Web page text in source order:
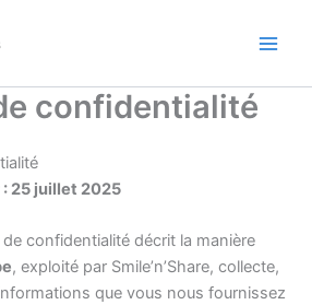
confidentialité
25 juillet 2025
confidentialité décrit la manière
, exploité par Smile’n’Share, collecte,
que vous nous fournissez